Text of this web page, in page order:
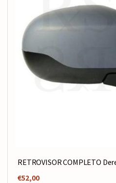
RETROVISOR COMPLETO
€52,00